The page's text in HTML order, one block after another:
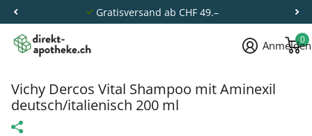
Gratisversand ab CHF 49.–
Anmelden
0
Vichy Dercos Vital Shampoo mit Aminexil
deutsch/italienisch 200 ml